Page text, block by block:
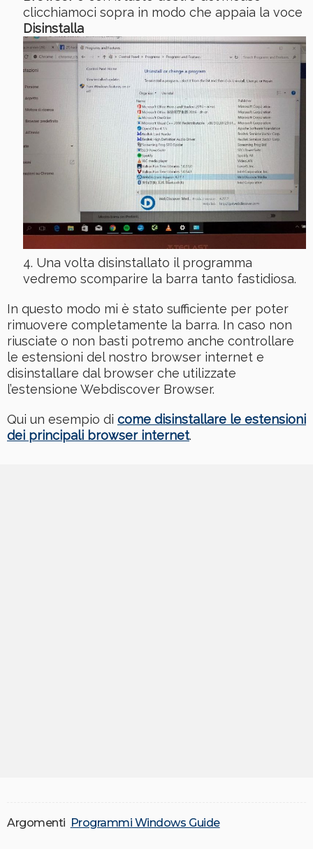
clicchiamoci sopra in modo che appaia la voce
Disinstalla
Una volta disinstallato il programma
vedremo scomparire la barra tanto fastidiosa.
In questo modo mi è stato sufficiente per poter
rimuovere completamente la barra. In caso non
riusciate o non basti potremo anche controllare
le estensioni del nostro browser internet e
disinstallare dal browser che utilizzate
l’estensione Webdiscover Browser.
Qui un esempio di come disinstallare le estensioni
dei principali browser internet.
Argomenti Programmi Windows Guide